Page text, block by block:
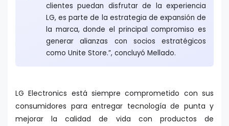
clientes puedan disfrutar de la experiencia
LG, es parte de la estrategia de expansión de
la marca, donde el principal compromiso es
generar alianzas con socios estratégicos
como Unite Store.”, concluyó Mellado.
LG Electronics está siempre comprometido con sus
consumidores para entregar tecnología de punta y
mejorar la calidad de vida con productos de